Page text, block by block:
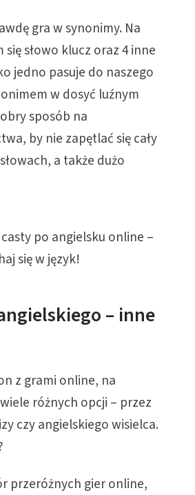
gra w synonimy. Na
słowo klucz oraz 4 inne
jedno pasuje do naszego
w dosyć luźnym
sposób na
by nie zapętlać się cały
a także dużo
po angielsku online –
się w język!
– inne
z grami online, na
różnych opcji – przez
czy angielskiego wisielca.
przeróżnych gier online,